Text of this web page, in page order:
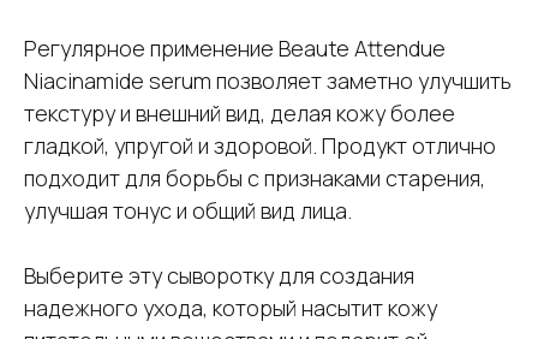
Регулярное применение Beaute Attendue
Niacinamide serum позволяет заметно улучшить
текстуру и внешний вид, делая кожу более
гладкой, упругой и здоровой. Продукт отлично
подходит для борьбы с признаками старения,
улучшая тонус и общий вид лица.
Выберите эту сыворотку для создания
надежного ухода, который насытит кожу